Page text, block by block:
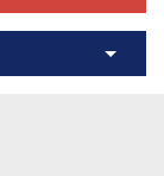
Avaa